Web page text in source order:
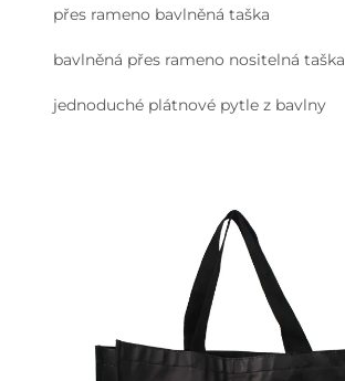
přes rameno bavlněná taška
bavlněná přes rameno nositelná taška
jednoduché plátnové pytle z bavlny